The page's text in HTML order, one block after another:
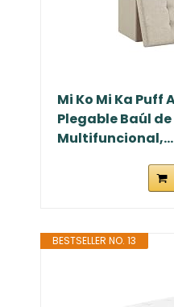
Mi Ko Mi Ka Puff
Plegable Baúl
Multifuncional,...
BESTSELLER NO. 13